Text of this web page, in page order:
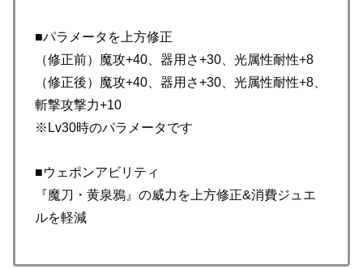
■パラメータを上方修正
（修正前）魔攻+40、器用さ+30、光属性耐性+8
（修正後）魔攻+40、器用さ+30、光属性耐性+8、
斬撃攻撃力+10
※Lv30時のパラメータです
■ウェポンアビリティ
『魔刀・黄泉鴉』の威力を上方修正&消費ジュエ
ルを軽減